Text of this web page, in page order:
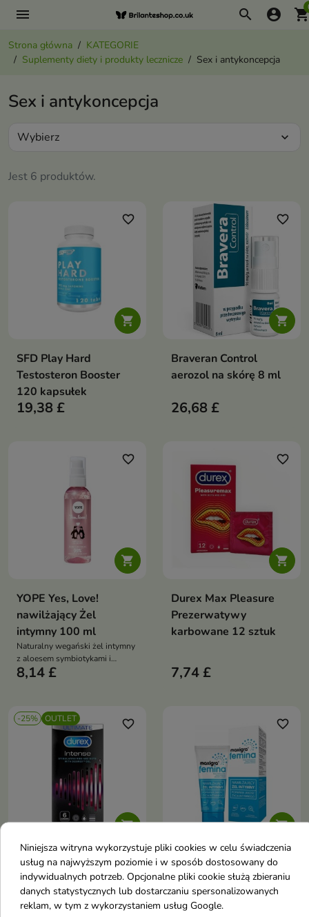
menu search account_circle
Strona główna
KATEGORIE
Suplementy diety i produkty lecznicze
Sex i antykoncepcja
Sex i antykoncepcja
Jest 6 produktów.
Wybierz expand_more

favorite_border
SFD Play Hard
Testosteron Booster
120 kapsułek
19,38 £

favorite_border
Braveran Control
aerozol na skórę 8 ml
26,68 £

favorite_border
YOPE Yes, Love!
nawilżający Żel
intymny 100 ml
Naturalny wegański żel intymny
z aloesem symbiotykami i
ksylitolem który nawilża koi
8,14 £

favorite_border
Durex Max Pleasure
Prezerwatywy
karbowane 12 sztuk
7,74 £
-25% OUTLET

favorite_border
Durex Intens
Prezerwatywy
karbowane 6 sztuk

favorite_border
Maxigra Femina
nawilżający Żel
intymny 75 ml
Specjalistyczny żel intymny
Niniejsza witryna wykorzystuje pliki cookies w celu świadczenia
usług na najwyższym poziomie i w sposób dostosowany do
indywidualnych potrzeb. Opcjonalne pliki cookie służą zbieraniu
danych statystycznych lub dostarczaniu spersonalizowanych
reklam, w tym z wykorzystaniem usług Google.